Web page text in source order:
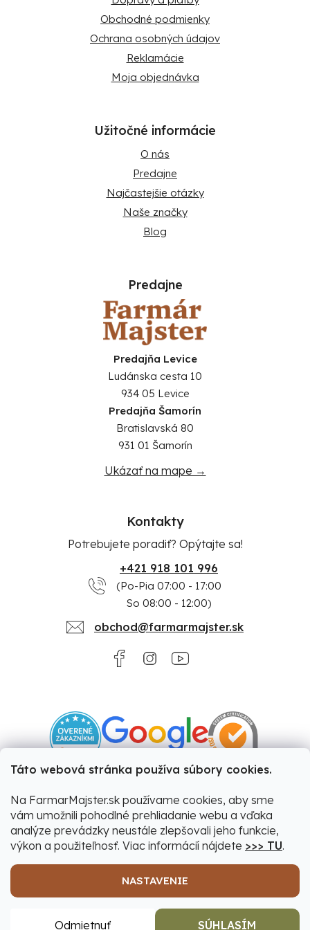
Táto webová stránka používa súbory cookies.
Na FarmarMajster.sk používame cookies, aby sme
vám umožnili pohodlné prehliadanie webu a vďaka
analýze prevádzky neustále zlepšovali jeho funkcie,
výkon a použiteľnosť. Viac informácií nájdete >>> TU.
NASTAVENIE
Odmietnuť SÚHLASÍM
Obchodné podmienky
Ochrana osobných údajov
Reklamácie
Moja objednávka
Užitočné informácie
O nás
Predajne
Najčastejšie otázky
Naše značky
Blog
Predajne
Predajňa Levice
Ludánska cesta 10
934 05 Levice
Predajňa Šamorín
Bratislavská 80
931 01 Šamorín
Ukázať na mape →
Kontakty
Potrebujete poradiť? Opýtajte sa!
+421 918 101 996
(Po-Pia 07:00 - 17:00
So 08:00 - 12:00)
obchod@farmarmajster.sk
Upravil Balkys